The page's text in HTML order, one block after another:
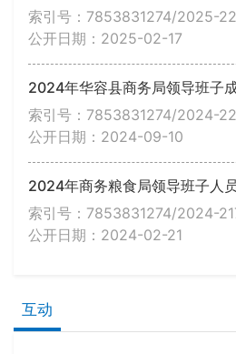
索引号：7853831274/2025-
公开日期：2025-02-17
2024年华容县商务局领导班子
索引号：7853831274/2024-
公开日期：2024-09-10
2024年商务粮食局领导班子人
索引号：7853831274/2024-
公开日期：2024-02-21
互动